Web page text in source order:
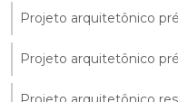
Projeto arquitetônico
Projeto arquitetônico